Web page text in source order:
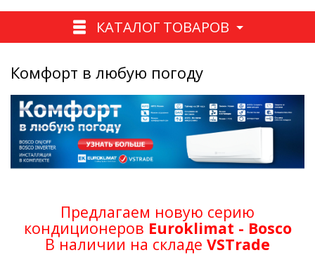
КАТАЛОГ ТОВАРОВ
Комфорт в любую погоду
Предлагаем новую серию
кондиционеров Euroklimat - Bosco
В наличии на складе VSTrade